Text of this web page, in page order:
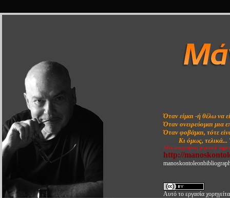
Όταν είμαι -ή θέλω να
Όταν ονειρεύομαι μια
Όταν φοβάμαι, τότε
Κι όμως, τελικά...
Νέες αναρτήσεις (κριτικά
http://
Αυτό το εργασία